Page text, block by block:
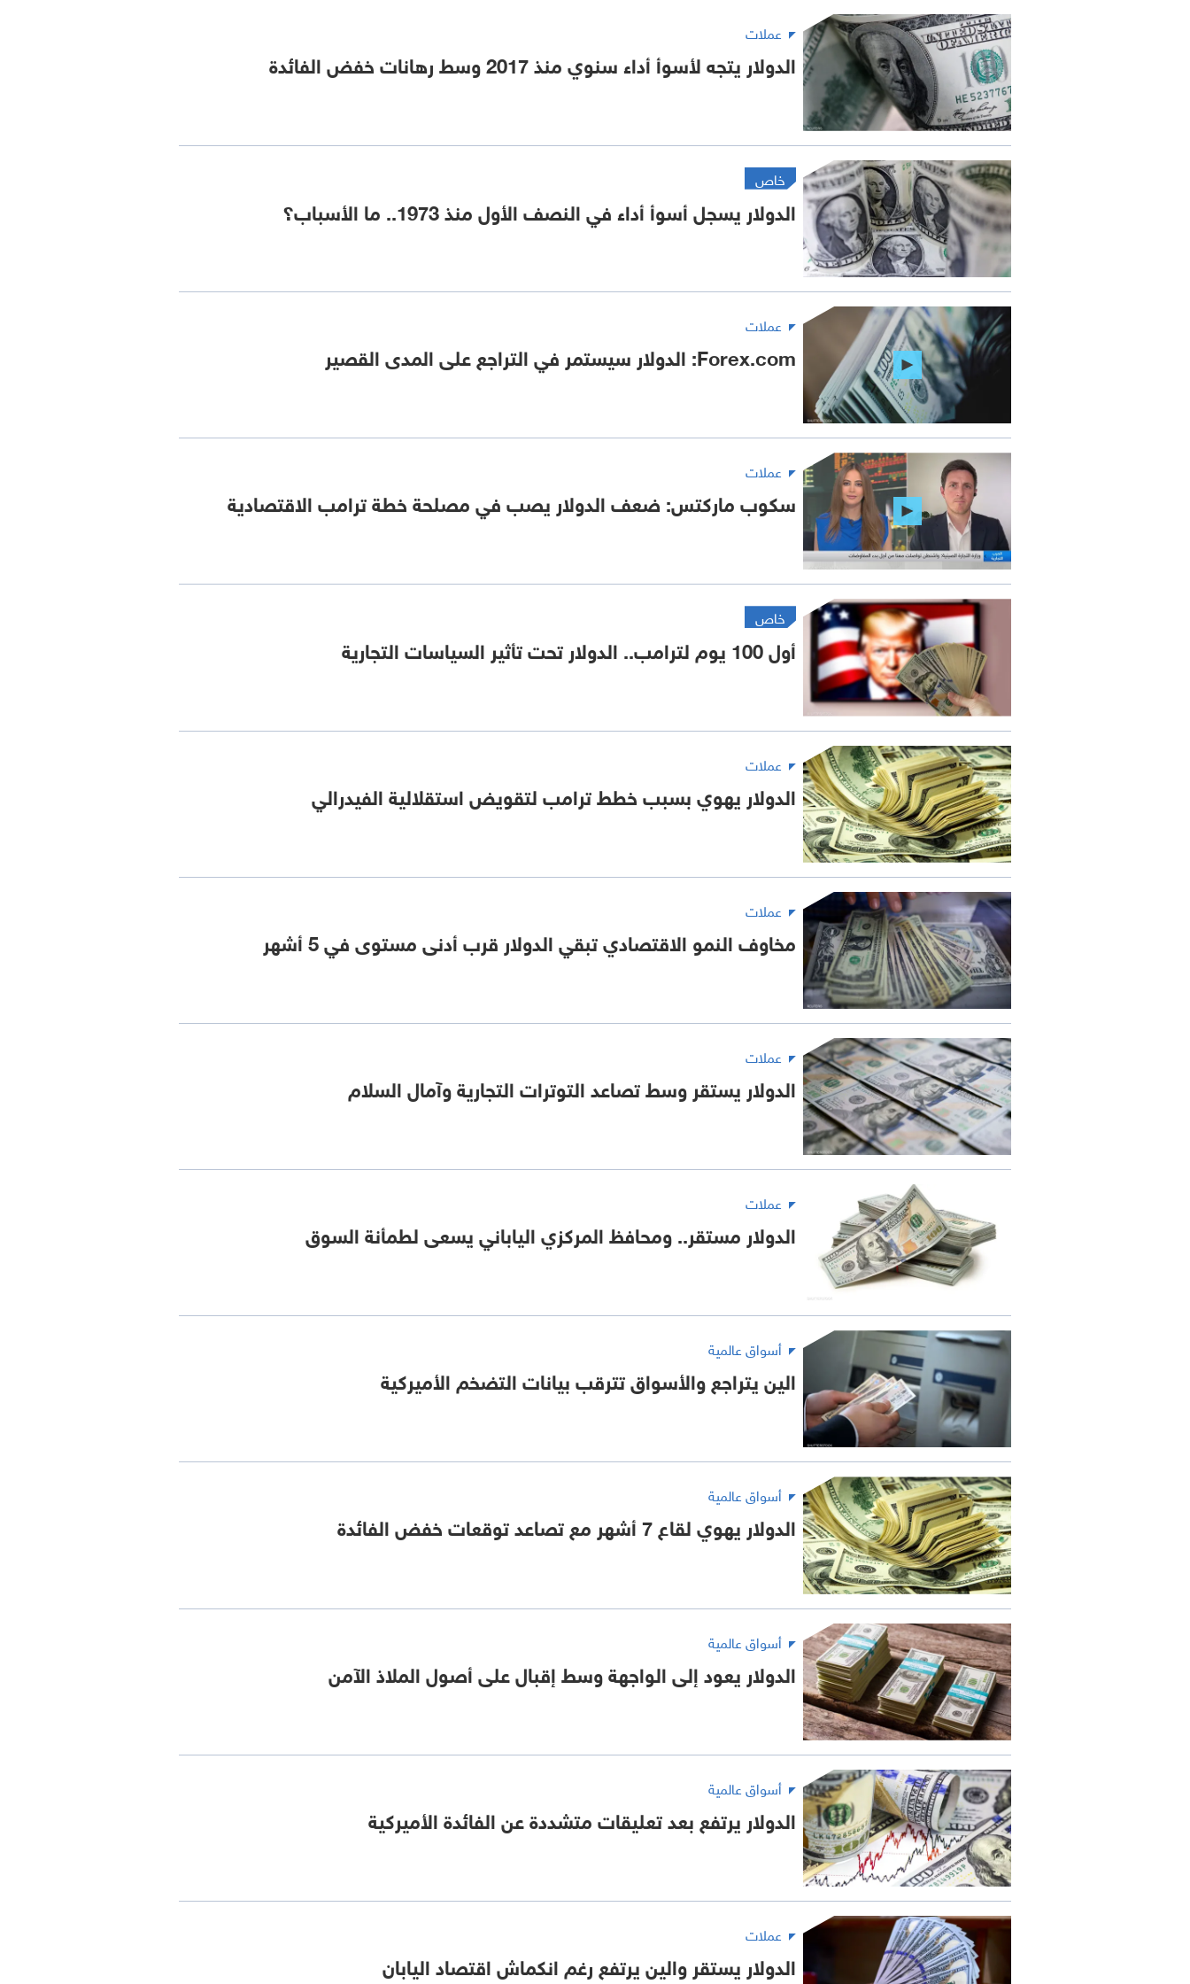
عملات
الدولار يتجه لأسوأ أداء سنوي منذ 2017 وسط رهانات خفض الفائدة
خاص
الدولار يسجل أسوأ أداء في النصف الأول منذ 1973.. ما الأسباب؟
عملات
Forex.com: الدولار سيستمر في التراجع على المدى القصير
عملات
سكوب ماركتس: ضعف الدولار يصب في مصلحة خطة ترامب الاقتصادية
خاص
أول 100 يوم لترامب.. الدولار تحت تأثير السياسات التجارية
عملات
الدولار يهوي بسبب خطط ترامب لتقويض استقلالية الفيدرالي
عملات
مخاوف النمو الاقتصادي تبقي الدولار قرب أدنى مستوى في 5 أشهر
عملات
الدولار يستقر وسط تصاعد التوترات التجارية وآمال السلام
عملات
الدولار مستقر.. ومحافظ المركزي الياباني يسعى لطمأنة السوق
أسواق عالمية
الين يتراجع والأسواق تترقب بيانات التضخم الأميركية
أسواق عالمية
الدولار يهوي لقاع 7 أشهر مع تصاعد توقعات خفض الفائدة
أسواق عالمية
الدولار يعود إلى الواجهة وسط إقبال على أصول الملاذ الآمن
أسواق عالمية
الدولار يرتفع بعد تعليقات متشددة عن الفائدة الأميركية
عملات
الدولار يستقر والين يرتفع رغم انكماش اقتصاد اليابان